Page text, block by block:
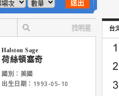
Halston Sage
荷絲頓塞奇
國別：美國
出生日期：1993-05-10
台